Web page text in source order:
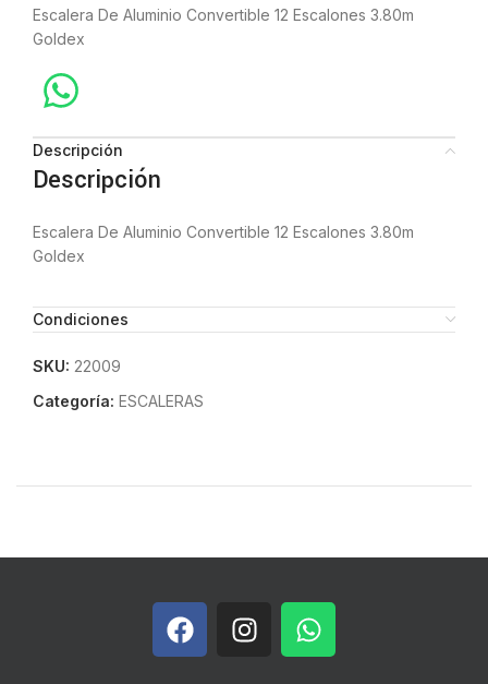
Escalera De Aluminio Convertible 12 Escalones 3.80m
Goldex
Descripción
Descripción
Escalera De Aluminio Convertible 12 Escalones 3.80m
Goldex
Condiciones
SKU: 22009
Categoría: ESCALERAS